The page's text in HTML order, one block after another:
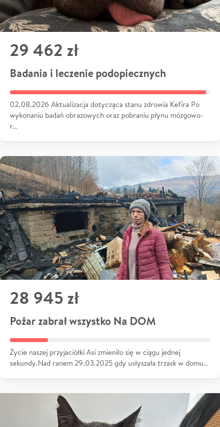
29 462 zł
Badania i leczenie podopiecznych
02.08.2026 Aktualizacja dotycząca stanu zdrowia Kefira Po
wykonaniu badań obrazowych oraz pobraniu płynu mózgowo-
r…
28 945 zł
Pożar zabrał wszystko Na DOM
Życie naszej przyjaciółki Asi zmieniło się w ciągu jednej
sekundy.Nad ranem 29.03.2025 gdy usłyszała trzask w domu…